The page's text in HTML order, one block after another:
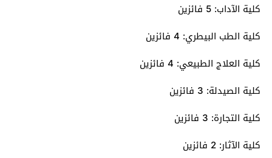
كلية الآداب: 5 فائزين
كلية الطب البيطري: 4 فائزين
كلية العلاج الطبيعي: 4 فائزين
كلية الصيدلة: 3 فائزين
كلية التجارة: 3 فائزين
كلية الآثار: 2 فائزين